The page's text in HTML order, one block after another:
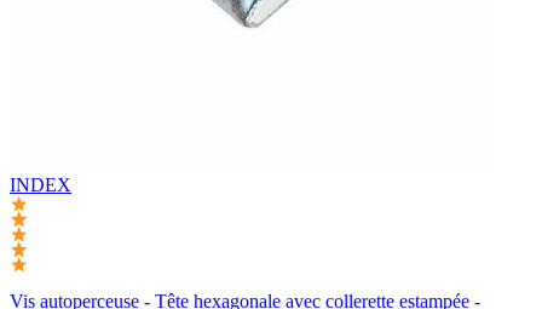
INDEX
Vis autoperceuse - Tête hexagonale avec collerette estampée -